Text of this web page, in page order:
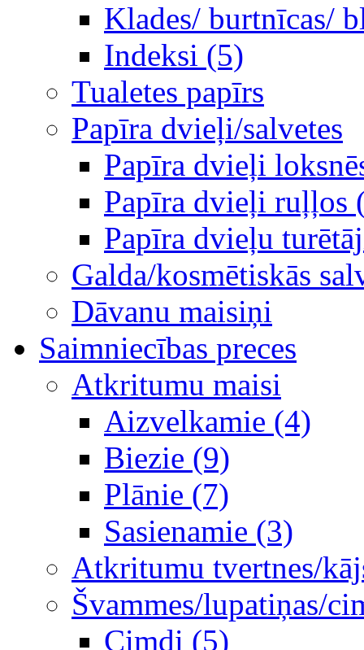
Klades/ burtnīcas/
Indeksi (5)
Tualetes papīrs
Papīra dvieļi/salvetes
Papīra dvieļi
Papīra dvieļi ruļļos
Papīra dvieļu
Galda/kosmētiskās
Dāvanu maisiņi
Saimniecības preces
Atkritumu maisi
Aizvelkamie (4)
Biezie (9)
Plānie (7)
Sasienamie (3)
Atkritumu tvertnes/
Švammes/lupatiņas/
Cimdi (5)